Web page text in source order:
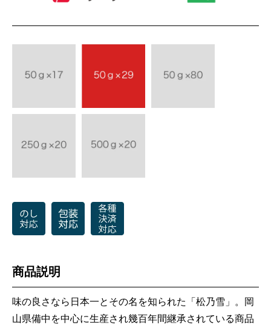
商品説明
味の良さなら日本一とその名を知られた「松乃雪」。岡
山県備中を中心に生産され幾百年間継承されている商品